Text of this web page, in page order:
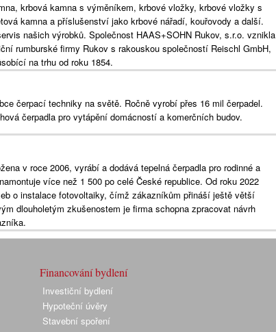
krbová kamna s výměníkem, krbové vložky, krbové vložky s
kamna a příslušenství jako krbové nářadí, kouřovody a další.
našich výrobků. Společnost HAAS+SOHN Rukov, s.r.o. vznikla
rumburské firmy Rukov s rakouskou společností Reischl GmbH,
na trhu od roku 1854.
čerpací techniky na světě. Ročně vyrobí přes 16 mil čerpadel.
čerpadla pro vytápění domácností a komerčních budov.
v roce 2006, vyrábí a dodává tepelná čerpadla pro rodinné a
více než 1 500 po celé České republice. Od roku 2022
o instalace fotovoltaiky, čímž zákazníkům přináší ještě větší
dlouholetým zkušenostem je firma schopna zpracovat návrh
Financování bydlení
Investiční bydlení
Hypoteční úvěry
Stavební spoření